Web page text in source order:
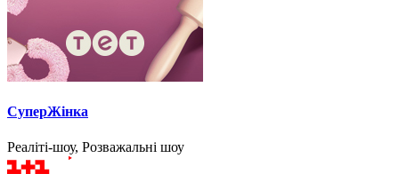
СуперЖінка
Реаліті-шоу, Розважальні шоу